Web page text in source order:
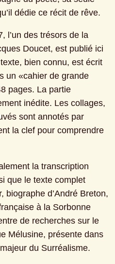
dédie ce récit de rêve.
l’un des trésors de la
Doucet, est publié ici
bien connu, est écrit
un «cahier de grande
pages. La partie
inédite. Les collages,
sont annotés par
la clef pour comprendre
la transcription
que le texte complet
biographe d’André Breton,
à la Sorbonne
de recherches sur le
Mélusine, présente dans
du Surréalisme.